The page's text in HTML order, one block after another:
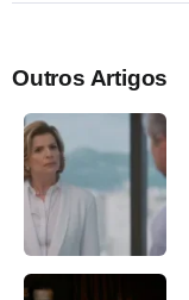
Outros Artigos